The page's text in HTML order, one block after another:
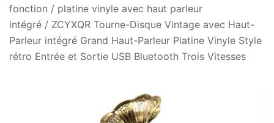
fonction / platine vinyle avec haut parleur
intégré / ZCYXQR Tourne-Disque Vintage avec Haut-
Parleur intégré Grand Haut-Parleur Platine Vinyle Style
rétro Entrée et Sortie USB Bluetooth Trois Vitesses